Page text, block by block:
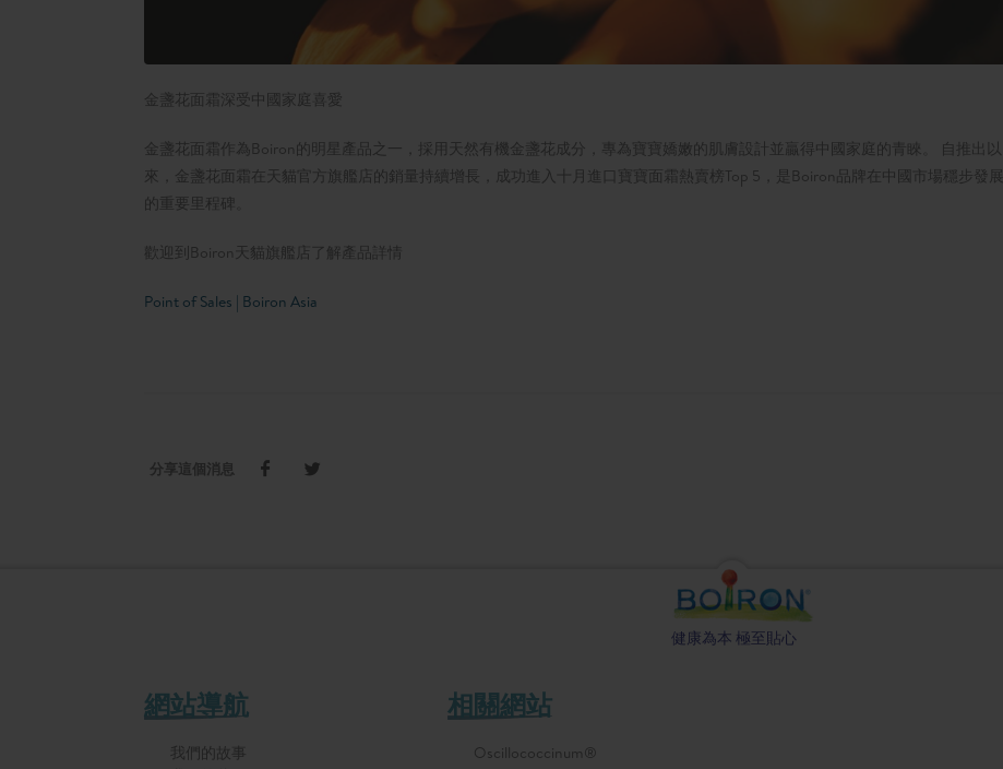
金盞花面霜深受中國家庭喜愛
金盞花面霜作為Boiron的明星產品之一，採用天然有機金盞花成分，專為寶寶嬌嫩的肌膚設計並贏得中國家庭的青睞。 自推出以
來，金盞花面霜在天貓官方旗艦店的銷量持續增長，成功進入十月進口寶寶面霜熱賣榜Top 5，是Boiron品牌在中國市場穩步發展
的重要里程碑。
歡迎到Boiron天貓旗艦店了解產品詳情
Point of Sales | Boiron Asia
分享這個消息
健康為本 極至貼心
網站導航
我們的故事
相關網站
Oscillococcinum®